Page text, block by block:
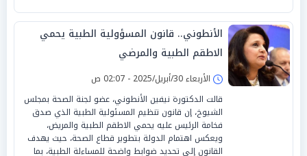
الأنطوني.. قانون المسؤولية الطبية يحمي
الاطقم الطبية والمرضي
الأربعاء 30/أبريل/2025 - 02:07 ص
قالت الدكتورة نيفين الأنطوني، عضو لجنة الصحة بمجلس
الشيوخ، إن قانون تنظيم المسئولية الطبية الذي صدق
فخامة الرئيس عليه يحمي الاطقم الطبية والمريض،
ويعكس اهتمام الدولة بتطوير قطاع الصحة، حيث يهدف
القانون إلى تحديد ضوابط واضحة للمساءلة الطبية، بما